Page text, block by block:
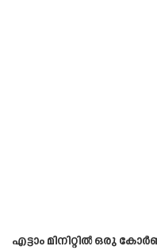
എട്ടാം മിനിറ്റിൽ ഒരു